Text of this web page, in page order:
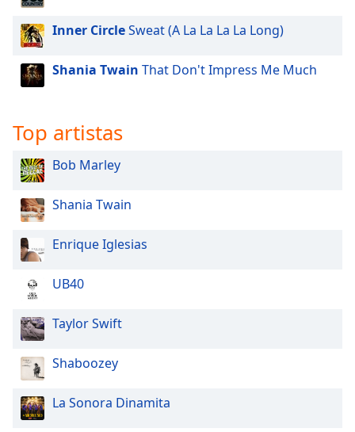
Inner CircleSweat (A La La La La Long)
Shania Twain That Don't Impress Me Much
Top artistas
Bob Marley
Shania Twain
Enrique Iglesias
UB40
Taylor Swift
Shaboozey
La Sonora Dinamita